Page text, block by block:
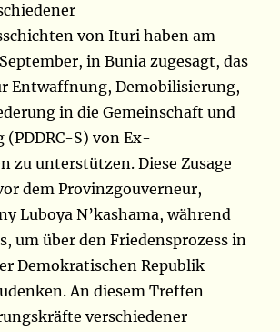
von Ituri haben am
in Bunia zugesagt, das
Entwaffnung, Demobilisierung,
in die Gemeinschaft und
(PDDRC-S) von Ex-
zu unterstützen. Diese Zusage
dem Provinzgouverneur,
Luboya N’kashama, während
um über den Friedensprozess in
Demokratischen Republik
An diesem Treffen
verschiedener